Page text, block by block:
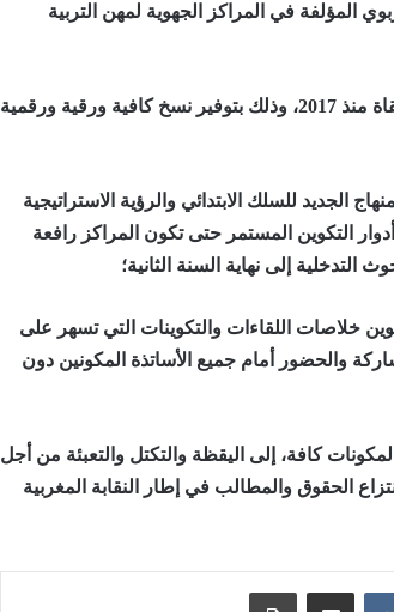
المؤلفة في المراكز الجهوية لمهن التربية
تقاسم الوزارة الوصية البحوث التربوية المنجزة من لدن الفرق المنتقاة منذ 2017، وذلك بتوفير نسخ كافية ورقية ورقمية
الجديد للسلك الابتدائي والرؤية الاستراتيجية
أدوار التكوين المستمر حتى تكون المراكز رافعة
التدخلية إلى نهاية السنة الثانية؛
خلاصات اللقاءات والتكوينات التي تسهر على
والحضور أمام جميع الأساتذة المكونين دون
كافة، إلى اليقظة والتكتل والتعبئة من أجل
الحقوق والمطالب في إطار النقابة المغربية
مشاركة عبر البريد طباعة